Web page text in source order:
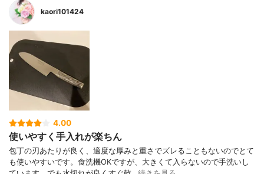
kaori101424
4.00
使いやすく手入れが楽ちん
包丁の刃あたりが良く、適度な厚みと重さでズレることもないのでとて
も使いやすいです。食洗機OKですが、大きくて入らないので手洗いし